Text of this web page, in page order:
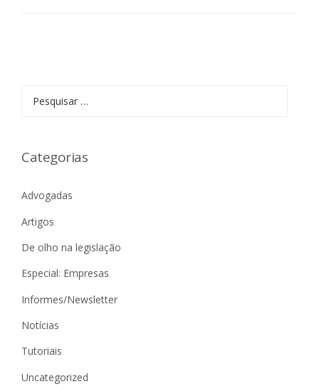
por:
Categorias
Advogadas
Artigos
De olho na legislação
Especial: Empresas
Informes/Newsletter
Notícias
Tutoriais
Uncategorized